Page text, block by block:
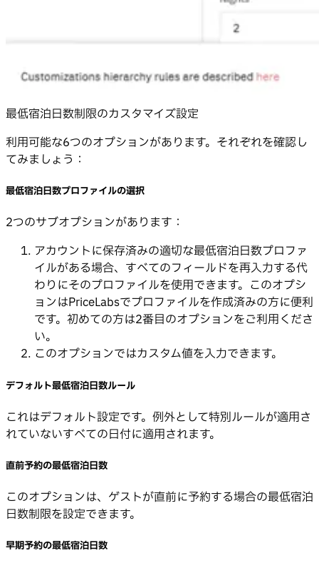
最低宿泊日数制限のカスタマイズ設定
利用可能な6つのオプションがあります。それぞれを確認し
てみましょう：
最低宿泊日数プロファイルの選択
2つのサブオプションがあります：
アカウントに保存済みの適切な最低宿泊日数プロファ
イルがある場合、すべてのフィールドを再入力する代
わりにそのプロファイルを使用できます。このオプシ
ョンはPriceLabsでプロファイルを作成済みの方に便利
です。初めての方は2番目のオプションをご利用くださ
い。
このオプションではカスタム値を入力できます。
デフォルト最低宿泊日数ルール
これはデフォルト設定です。例外として特別ルールが適用さ
れていないすべての日付に適用されます。
直前予約の最低宿泊日数
このオプションは、ゲストが直前に予約する場合の最低宿泊
日数制限を設定できます。
早期予約の最低宿泊日数